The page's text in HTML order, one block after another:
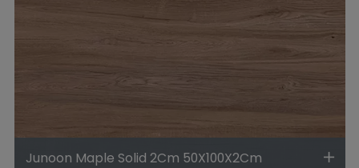
Junoon Maple Solid 2Cm 50X100X2Cm